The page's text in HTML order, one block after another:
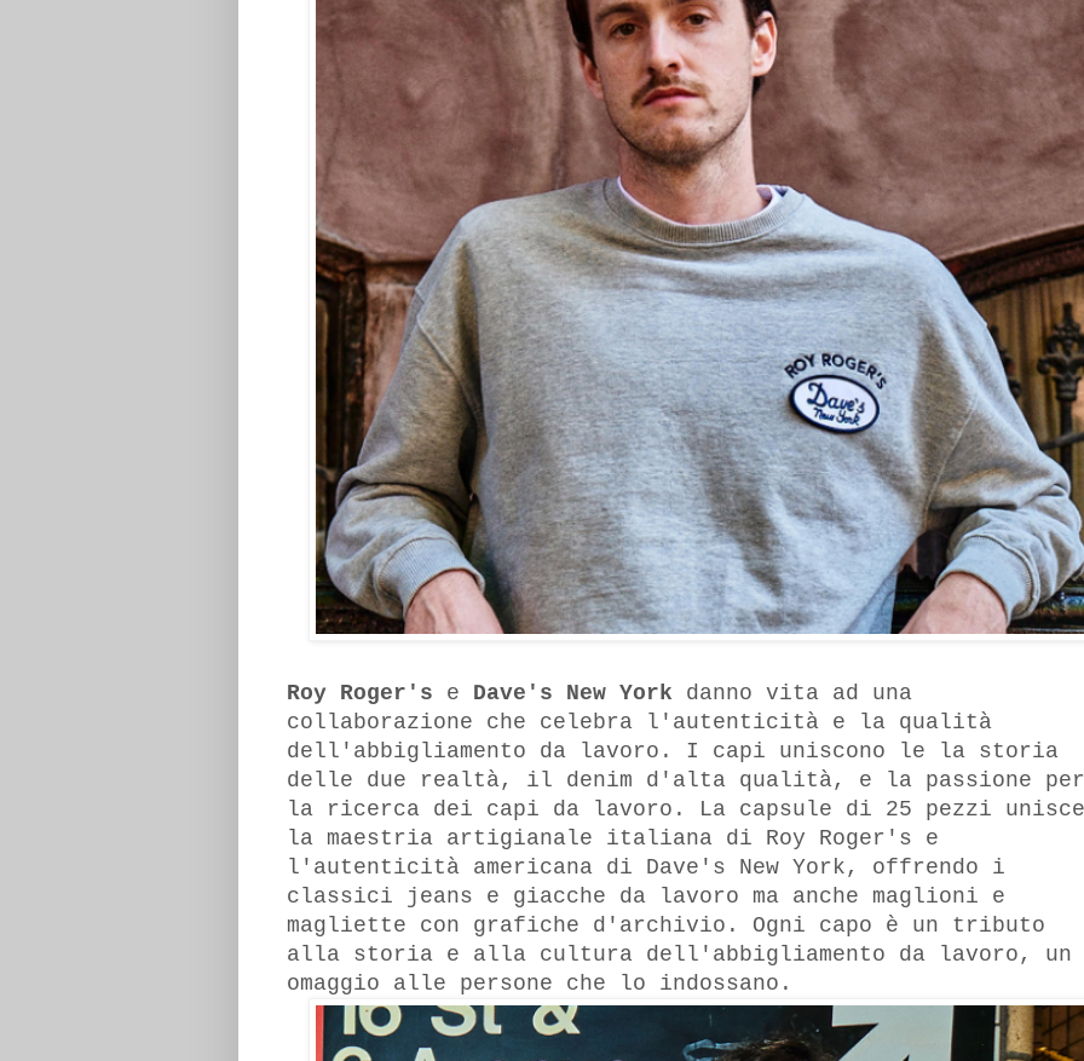
Roy Roger's e Dave's New York danno vita ad una
collaborazione che celebra l'autenticità e la qualità
dell'abbigliamento da lavoro. I capi uniscono le la storia
delle due realtà, il denim d'alta qualità, e la passione per
la ricerca dei capi da lavoro. La capsule di 25 pezzi unisce
la maestria artigianale italiana di Roy Roger's e
l'autenticità americana di Dave's New York, offrendo i
classici jeans e giacche da lavoro ma anche maglioni e
magliette con grafiche d'archivio. Ogni capo è un tributo
alla storia e alla cultura dell'abbigliamento da lavoro, un
omaggio alle persone che lo indossano.